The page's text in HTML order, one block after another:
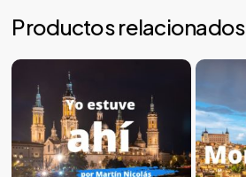
Productos relacionados